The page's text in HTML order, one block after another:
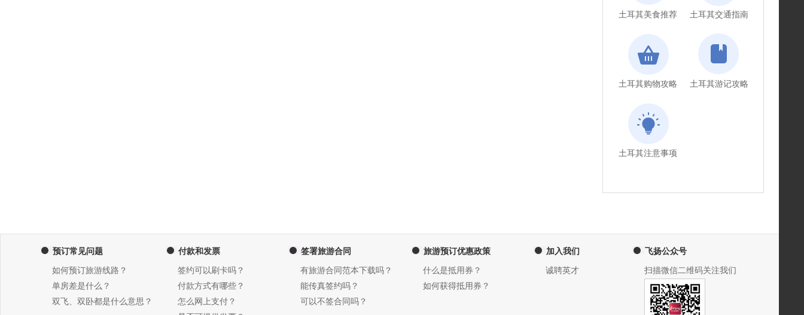
土耳其美食推荐 土耳其交通指南
土耳其购物攻略 土耳其游记攻略
土耳其注意事项
预订常见问题
如何预订旅游线路？
单房差是什么？
双飞、双卧都是什么意思？
付款和发票
签约可以刷卡吗？
付款方式有哪些？
怎么网上支付？
签署旅游合同
有旅游合同范本下载吗？
能传真签约吗？
可以不签合同吗？
旅游预订优惠政策
什么是抵用券？
如何获得抵用券？
加入我们
诚聘英才
飞扬公众号
扫描微信二维码关注我们